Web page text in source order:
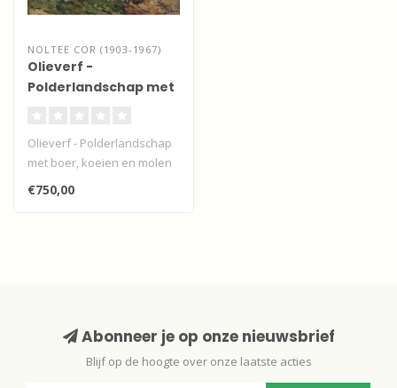
NOLTEE COR (1903-1967)
Olieverf -
Polderlandschap met
Olieverf - Polderlandschap
met boer, koeien en molen
€750,00
Abonneer je op onze nieuwsbrief
Blijf op de hoogte over onze laatste acties